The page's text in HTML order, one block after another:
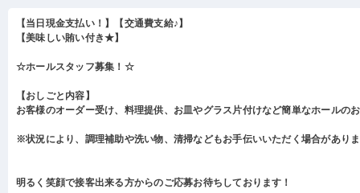
【当日現金支払い！】【交通費支給♪】
【美味しい賄い付き★】
☆ホールスタッフ募集！☆
【おしごと内容】
お客様のオーダー受け、料理提供、お皿やグラス片付けなど簡単なホールの
※状況により、調理補助や洗い物、清掃などもお手伝いいただく場合があり
明るく笑顔で接客出来る方からのご応募お待ちしております！